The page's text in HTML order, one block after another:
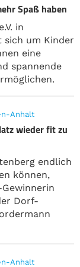
Spaß haben
in
sich um Kinder
eine
spannende
Anhalt
wieder fit zu
endlich
können,
Dorf-
Anhalt